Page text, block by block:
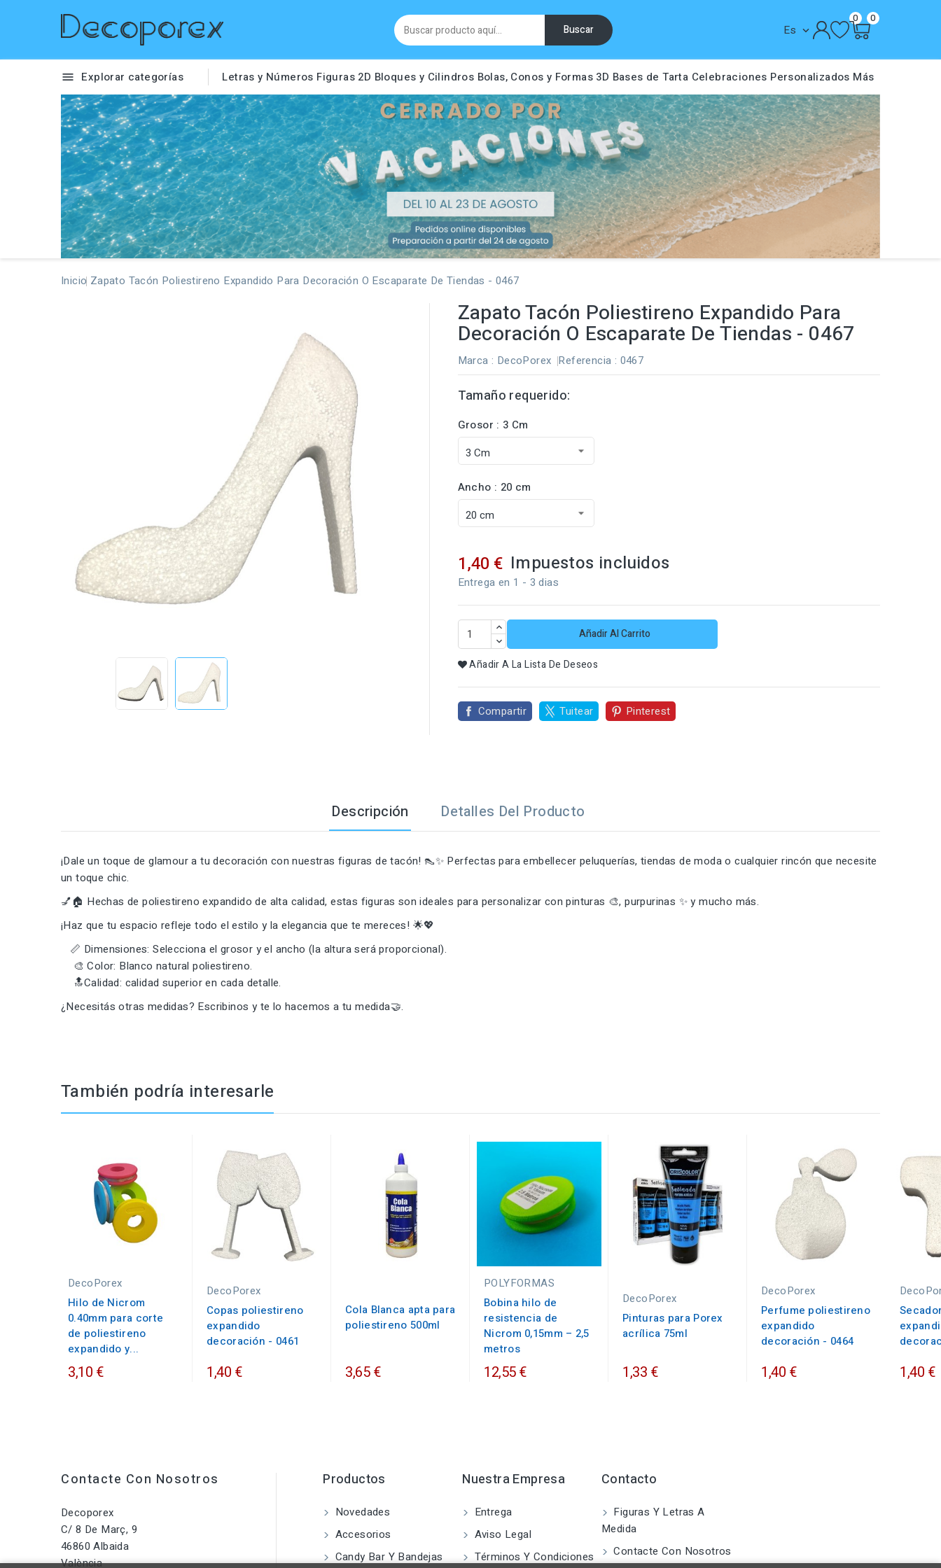
Buscar Es 
0 0
 Explorar categorías Letras y Números Figuras 2D Bloques y Cilindros Bolas, Conos y Formas 3D Bases de Tarta Celebraciones Personalizados Más
Inicio Zapato Tacón Poliestireno Expandido Para Decoración O Escaparate De Tiendas - 0467
Zapato Tacón Poliestireno Expandido Para
Decoración O Escaparate De Tiendas - 0467
Marca : DecoPorex Referencia : 0467
Tamaño requerido:
Grosor : 3 Cm
Ancho : 20 cm
1,40 € Impuestos incluidos
Entrega en 1 - 3 dias
Añadir Al Carrito
Añadir A La Lista De Deseos
Compartir Tuitear Pinterest
Descripción Detalles Del Producto
¡Dale un toque de glamour a tu decoración con nuestras figuras de tacón! 👠✨ Perfectas para embellecer peluquerías, tiendas de moda o cualquier rincón que necesite
un toque chic.
💅🏠 Hechas de poliestireno expandido de alta calidad, estas figuras son ideales para personalizar con pinturas 🎨, purpurinas ✨ y mucho más.
¡Haz que tu espacio refleje todo el estilo y la elegancia que te mereces! 🌟💖
📏 Dimensiones: Selecciona el grosor y el ancho (la altura será proporcional).
🎨 Color: Blanco natural poliestireno.
🔝Calidad: calidad superior en cada detalle.
¿Necesitás otras medidas? Escribinos y te lo hacemos a tu medida🤝.
También podría interesarle
DecoPorex
Hilo de Nicrom
0.40mm para corte
de poliestireno
expandido y...
3,10 €
DecoPorex
Copas poliestireno
expandido
decoración - 0461
1,40 €
Cola Blanca apta para
poliestireno 500ml
3,65 €
POLYFORMAS
Bobina hilo de
resistencia de
Nicrom 0,15mm – 2,5
metros
12,55 €
DecoPorex
Pinturas para Porex
acrílica 75ml
1,33 €
DecoPorex
Perfume poliestireno
expandido
decoración - 0464
1,40 € 1,40 €
Contacte Con Nosotros
Decoporex
C/ 8 De Març, 9
46860 Albaida
València
Productos
Novedades
Accesorios
Candy Bar Y Bandejas
Nuestra Empresa
Entrega
Aviso Legal
Términos Y Condiciones
Contacto
Figuras Y Letras A
Medida
Contacte Con Nosotros